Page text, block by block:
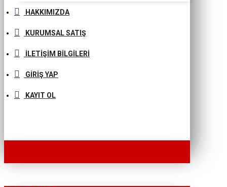
HAKKIMIZDA
KURUMSAL SATIŞ
İLETIŞIM BILGILERI
GIRIŞ YAP
KAYIT OL